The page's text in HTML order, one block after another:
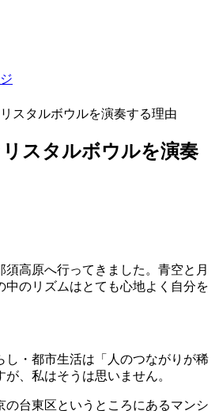
スタルボウルを演奏する理由
スタルボウルを演奏
高原へ行ってきました。青空と月
中のリズムはとても心地よく自分を
し・都市生活は「人のつながりが稀
、私はそうは思いません。
の台東区というところにあるマンシ